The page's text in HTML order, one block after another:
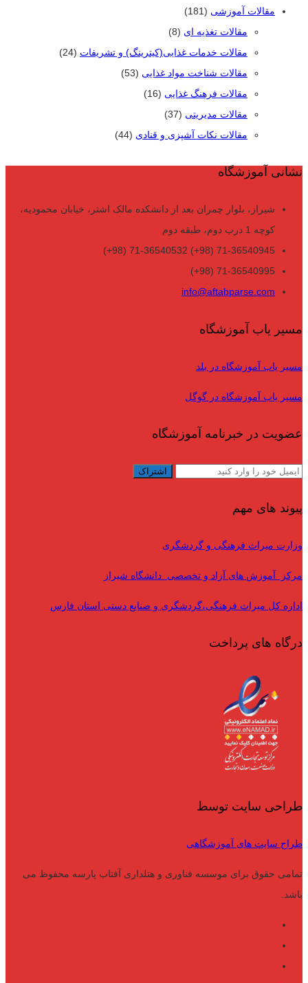
مقالات آموزشی (181)
مقالات تغذیه ای (8)
مقالات خدمات غذایی(کیترینگ) و تشریفات (24)
مقالات شناخت مواد غذایی (53)
مقالات فرهنگ غذایی (16)
مقالات مدیریتی (37)
مقالات نکات آشپزی و قنادی (44)
نشانی آموزشگاه
شیراز، بلوار چمران بعد از دانشکده مالک اشتر، خیابان محمودیه،
کوچه 1 درب دوم، طبقه دوم
71-36540945 (98+) 71-36540532 (98+)
71-36540995 (98+)
info@aftabparse.com
مسیر یاب آموزشگاه
مسیر یاب آموزشگاه در بلد
مسیر یاب آموزشگاه در گوگل
عضویت در خبرنامه آموزشگاه
پیوند های مهم
وزارت میراث فرهنگی و گردشگری
مرکز آموزش های آزاد و تخصصی دانشگاه شیراز
اداره کل میراث فرهنگی،گردشگری و صنایع دستی استان فارس
درگاه های پرداخت
طراحی سایت توسط
طراح سایت های آموزشگاهی
تمامی حقوق برای موسسه فناوری و هتلداری آفتاب پارسه محفوظ می
باشد.